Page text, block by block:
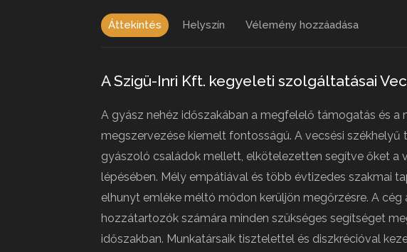
Áttekintés Helyszín Vélemény hozzáadása
A Szigü-Inri Kft. kegyeleti szolgáltatásai
A gyász nehéz időszakában a megfelelő támogatás és a
megszervezése kiemelt fontosságú. A vecsési
gyászoló családok mellett, elkötelezetten segítve őket a
lépésében. Mély empátiával és több évtizedes szakmai
elhunyt emléke méltó módon kerüljön megőrzésre. A
hozzátartozók számára minden szükséges segítséget
időszakban. Munkatársaik tisztelettel és diszkrécióval